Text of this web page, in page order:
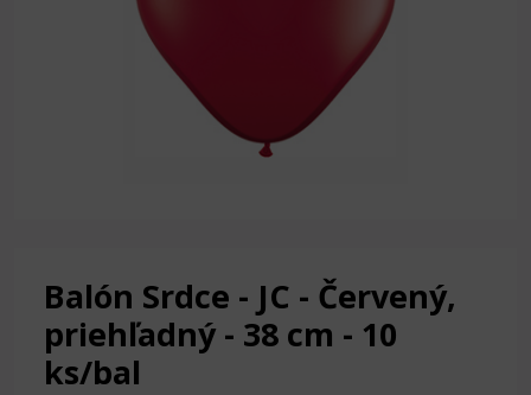
Balón Srdce - JC - Červený,
priehľadný - 38 cm - 10
ks/bal